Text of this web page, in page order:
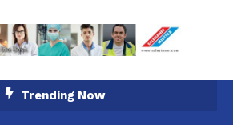
Trending Now